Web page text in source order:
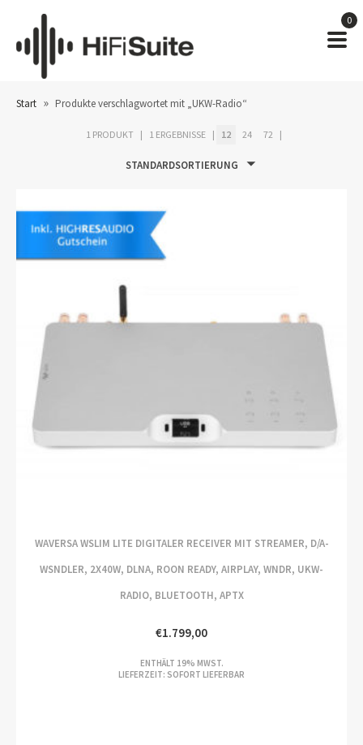
0
Start » Produkte verschlagwortet mit „UKW-Radio“
1 PRODUKT 1 ERGEBNISSE 12 24 72
STANDARDSORTIERUNG
WAVERSA WSLIM LITE DIGITALER RECEIVER MIT STREAMER, D/A-
WSNDLER, 2X40W, DLNA, ROON READY, AIRPLAY, WNDR, UKW-
RADIO, BLUETOOTH, APTX
€1.799,00
ENTHÄLT 19% MWST.
LIEFERZEIT: SOFORT LIEFERBAR